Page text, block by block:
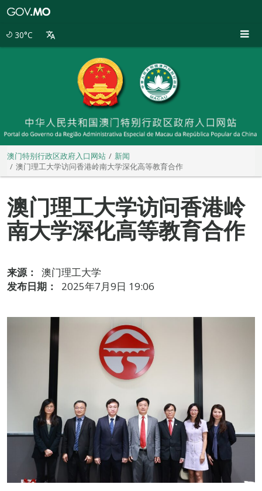
30°C
澳门特别行政区政府入口网站
新闻
澳门理工大学访问香港岭南大学深化高等教育合作
澳门理工大学访问香港岭
南大学深化高等教育合作
来源：
澳门理工大学
发布日期：
2025年7月9日 19:06